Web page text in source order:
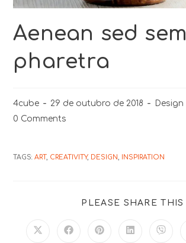
Aenean sed sem
pharetra
4cube 29 de outubro de 2018 Design
0 Comments
TAGS:ART, CREATIVITY, DESIGN, INSPIRATION
PLEASE SHARE THIS